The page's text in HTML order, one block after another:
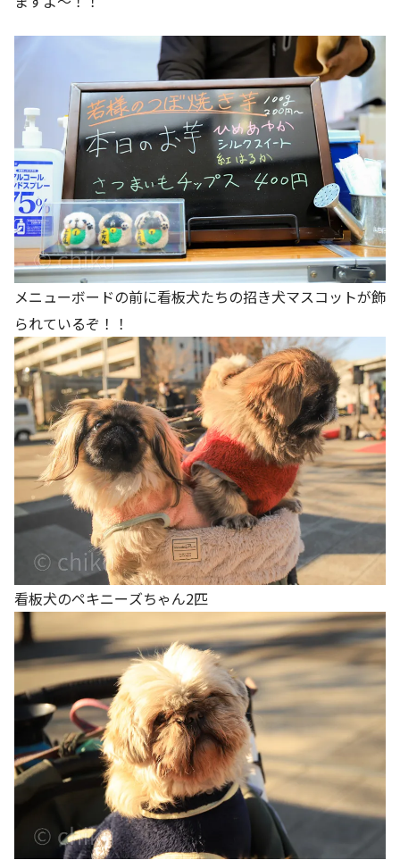
メニューボードの前に看板犬たちの招き犬マスコットが飾
られているぞ！！
看板犬のペキニーズちゃん2匹